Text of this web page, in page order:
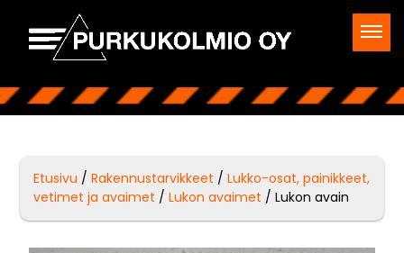
Etusivu /Rakennustarvikkeet /Lukko-osat, painikkeet,
vetimet ja avaimet /Lukon avaimet / Lukon avain